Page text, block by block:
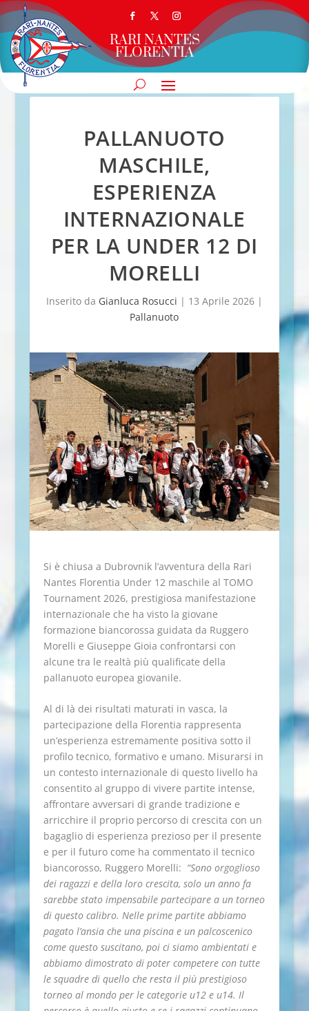
RARI NANTES
FLORENTIA
PALLANUOTO
MASCHILE,
ESPERIENZA
INTERNAZIONALE
PER LA UNDER 12 DI
MORELLI
Inserito da Gianluca Rosucci | 13 Aprile 2026|
Pallanuoto
Si è chiusa a Dubrovnik l’avventura della Rari
Nantes Florentia Under 12 maschile al TOMO
Tournament 2026, prestigiosa manifestazione
internazionale che ha visto la giovane
formazione biancorossa guidata da Ruggero
Morelli e Giuseppe Gioia confrontarsi con
alcune tra le realtà più qualificate della
pallanuoto europea giovanile.
Al di là dei risultati maturati in vasca, la
partecipazione della Florentia rappresenta
un’esperienza estremamente positiva sotto il
profilo tecnico, formativo e umano. Misurarsi in
un contesto internazionale di questo livello ha
consentito al gruppo di vivere partite intense,
affrontare avversari di grande tradizione e
arricchire il proprio percorso di crescita con un
bagaglio di esperienza prezioso per il presente
e per il futuro come ha commentato il tecnico
biancorosso, Ruggero Morelli: “Sono orgoglioso
dei ragazzi e della loro crescita, solo un anno fa
sarebbe stato impensabile partecipare a un torneo
di questo calibro. Nelle prime partite abbiamo
pagato l’ansia che una piscina e un palcoscenico
come questo suscitano, poi ci siamo ambientati e
abbiamo dimostrato di poter competere con tutte
le squadre di quello che resta il più prestigioso
torneo al mondo per le categorie u12 e u14. Il